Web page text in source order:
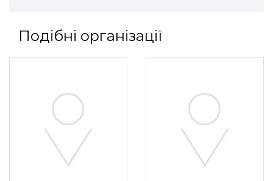
Подібні організації